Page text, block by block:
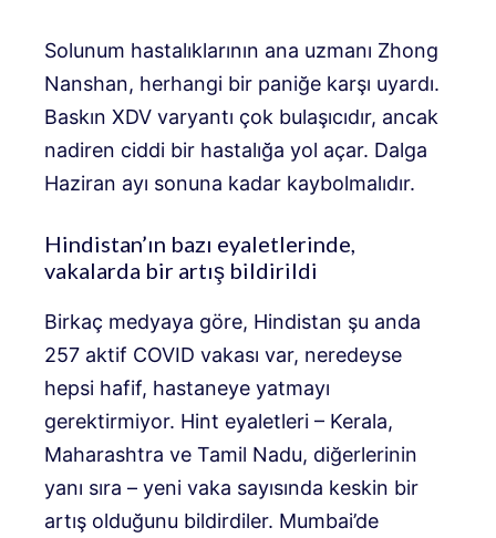
Solunum hastalıklarının ana uzmanı Zhong
Nanshan, herhangi bir paniğe karşı uyardı.
Baskın XDV varyantı çok bulaşıcıdır, ancak
nadiren ciddi bir hastalığa yol açar. Dalga
Haziran ayı sonuna kadar kaybolmalıdır.
Hindistan’ın bazı eyaletlerinde,
vakalarda bir artış bildirildi
Birkaç medyaya göre, Hindistan şu anda
257 aktif COVID vakası var, neredeyse
hepsi hafif, hastaneye yatmayı
gerektirmiyor. Hint eyaletleri – Kerala,
Maharashtra ve Tamil Nadu, diğerlerinin
yanı sıra – yeni vaka sayısında keskin bir
artış olduğunu bildirdiler. Mumbai’de